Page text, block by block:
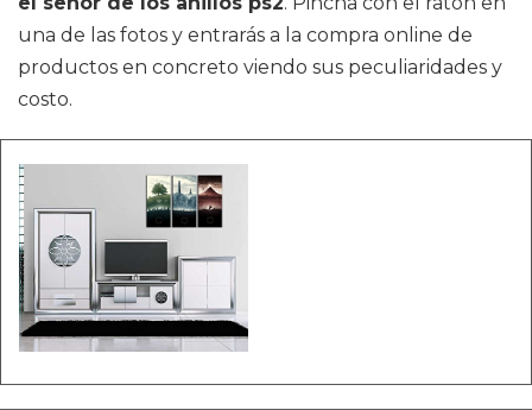
una de las fotos y entrarás a la compra online de
productos en concreto viendo sus peculiaridades y
costo.